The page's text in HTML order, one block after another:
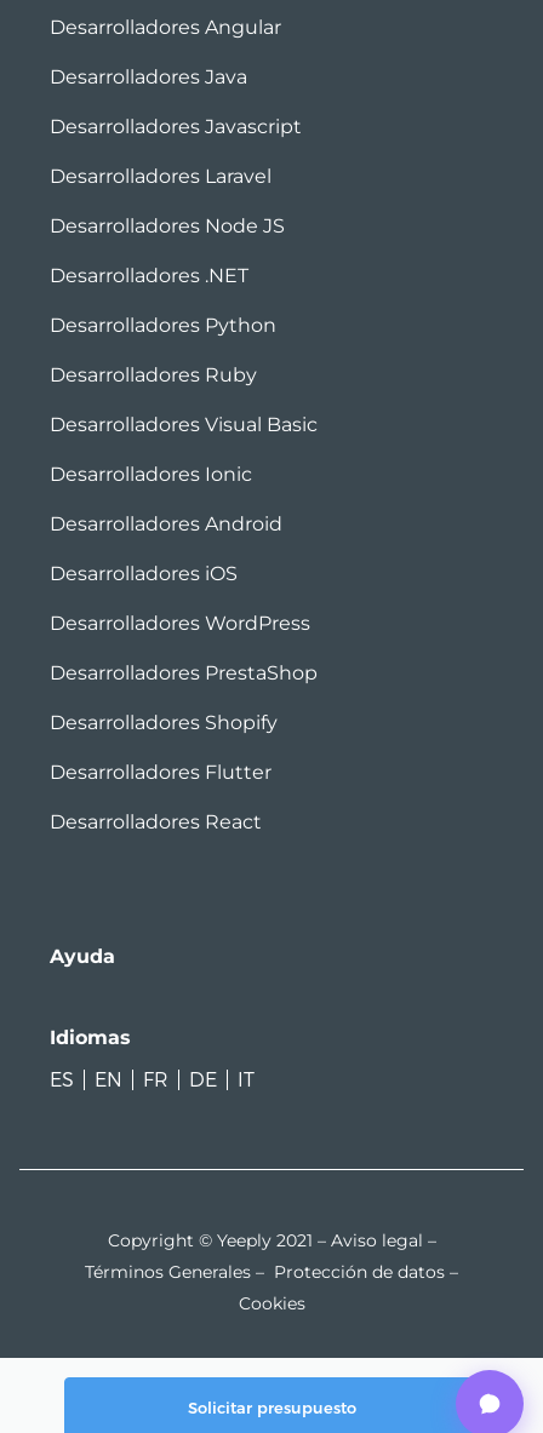
Desarrolladores Angular
Desarrolladores Java
Desarrolladores Javascript
Desarrolladores Laravel
Desarrolladores Node JS
Desarrolladores .NET
Desarrolladores Python
Desarrolladores Ruby
Desarrolladores Visual Basic
Desarrolladores Ionic
Desarrolladores Android
Desarrolladores iOS
Desarrolladores WordPress
Desarrolladores PrestaShop
Desarrolladores Shopify
Desarrolladores Flutter
Desarrolladores React
Ayuda
Idiomas
ES
EN FR DE IT
Solicitar presupuesto
Copyright © Yeeply 2021 – Aviso legal –
Términos Generales – Protección de datos –
Cookies